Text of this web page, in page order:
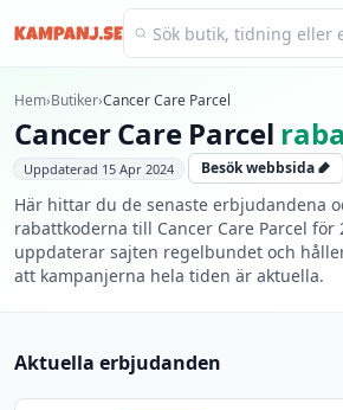
Hem›Butiker›Cancer Care Parcel
Cancer Care Parcel
Uppdaterad 15 Apr 2024 Besök webbsida
Här hittar du de senaste erbjudandena
rabattkoderna till Cancer Care Parcel för
uppdaterar sajten regelbundet och
att kampanjerna hela tiden är aktuella.
Aktuella erbjudanden